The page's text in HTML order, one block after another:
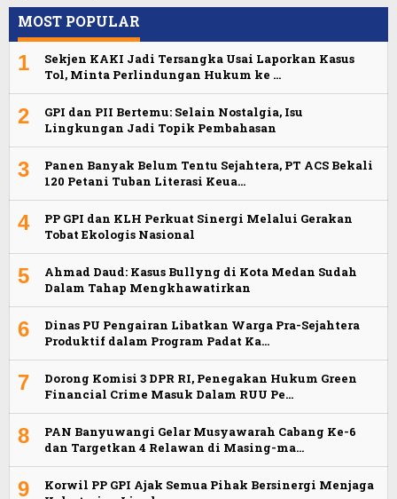
MOST POPULAR
1
Sekjen KAKI Jadi Tersangka Usai Laporkan Kasus
Tol, Minta Perlindungan Hukum ke …
2
GPI dan PII Bertemu: Selain Nostalgia, Isu
Lingkungan Jadi Topik Pembahasan
3
Panen Banyak Belum Tentu Sejahtera, PT ACS Bekali
120 Petani Tuban Literasi Keua…
4
PP GPI dan KLH Perkuat Sinergi Melalui Gerakan
Tobat Ekologis Nasional
5
Ahmad Daud: Kasus Bullyng di Kota Medan Sudah
Dalam Tahap Mengkhawatirkan
6
Dinas PU Pengairan Libatkan Warga Pra-Sejahtera
Produktif dalam Program Padat Ka…
7
Dorong Komisi 3 DPR RI, Penegakan Hukum Green
Financial Crime Masuk Dalam RUU Pe…
8
PAN Banyuwangi Gelar Musyawarah Cabang Ke-6
dan Targetkan 4 Relawan di Masing-ma…
9
Korwil PP GPI Ajak Semua Pihak Bersinergi Menjaga